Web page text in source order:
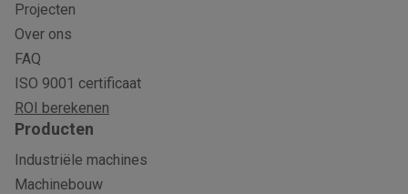
Projecten
Over ons
FAQ
ISO 9001 certificaat
ROI berekenen
Producten
Industriële machines
Machinebouw